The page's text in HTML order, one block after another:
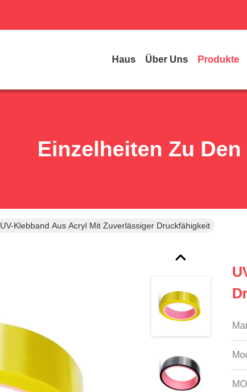
Haus Über Uns Produkte
Einzelheiten Zu
UV-Klebband Aus Acryl Mit Zuverlässiger Druckfähigkeit